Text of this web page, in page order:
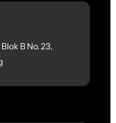
B No. 23,